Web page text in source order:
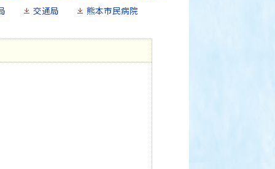
交通局 熊本市民病院